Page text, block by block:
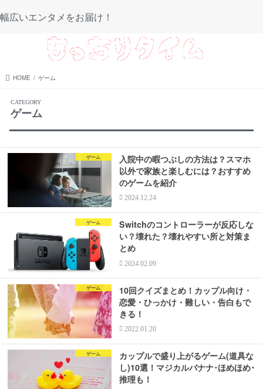
幅広いエンタメをお届け！
HOME ゲーム
ゲーム
ゲーム
入院中の暇つぶしの方法は？スマホ
以外で家族と楽しむには？おすすめ
のゲームを紹介
2024.12.24
ゲーム
Switchのコントローラーが反応しな
い？壊れた？壊れやすい所と対策ま
とめ
2024.02.09
ゲーム
10回クイズまとめ！カップル向け・
恋愛・ひっかけ・難しい・告白もで
きる！
2022.01.20
ゲーム
カップルで盛り上がるゲーム(道具な
し)10選！マジカルバナナ･ほめほめ･
推理も！